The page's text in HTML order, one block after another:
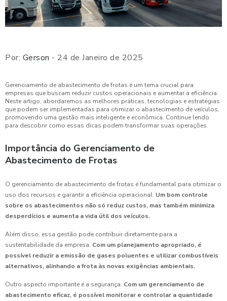
Por: Gerson - 24 de Janeiro de 2025
Gerenciamento de abastecimento de frotas é um tema crucial para
empresas que buscam reduzir custos operacionais e aumentar a eficiência.
Neste artigo, abordaremos as melhores práticas, tecnologias e estratégias
que podem ser implementadas para otimizar o abastecimento de veículos,
promovendo uma gestão mais inteligente e econômica. Continue lendo
para descobrir como essas dicas podem transformar suas operações.
Importância do Gerenciamento de
Abastecimento de Frotas
O gerenciamento de abastecimento de frotas é fundamental para otimizar o
uso dos recursos e garantir a eficiência operacional. Um bom controle
sobre os abastecimentos não só reduz custos, mas também minimiza
desperdícios e aumenta a vida útil dos veículos.
Além disso, essa gestão pode contribuir diretamente para a
sustentabilidade da empresa. Com um planejamento apropriado, é
possível reduzir a emissão de gases poluentes e utilizar combustíveis
alternativos, alinhando a frota às novas exigências ambientais.
Outro aspecto importante é a segurança. Com um gerenciamento de
abastecimento eficaz, é possível monitorar e controlar a quantidade